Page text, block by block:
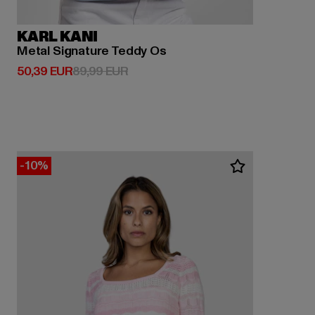
KARL KANI
Metal Signature Teddy Os
50,39 EUR
Prix courant: 50,39 EUR
89,99 EURPrix en promotion: 89,99 EUR
-10%